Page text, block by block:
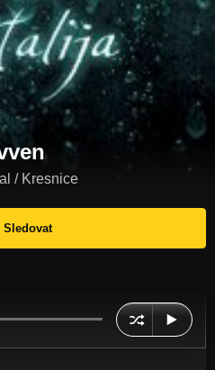
/ Kresnice
Sledovat